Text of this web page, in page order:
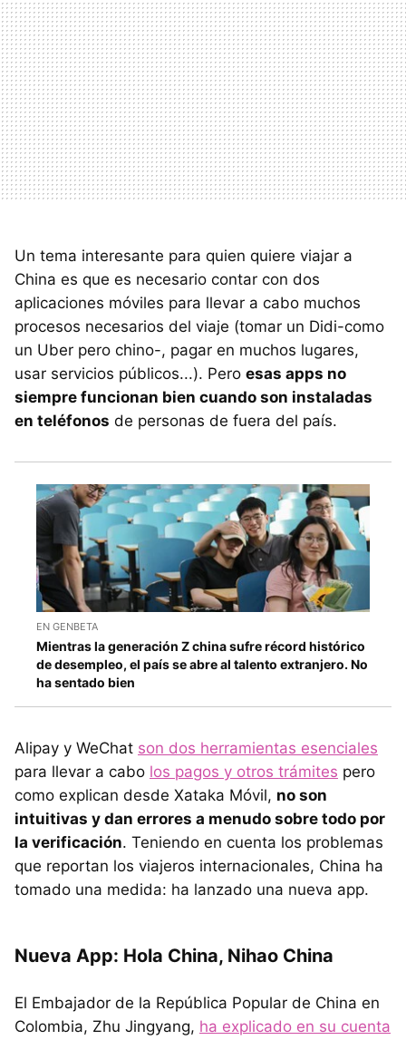
Un tema interesante para quien quiere viajar a
China es que es necesario contar con dos
aplicaciones móviles para llevar a cabo muchos
procesos necesarios del viaje (tomar un Didi-como
un Uber pero chino-, pagar en muchos lugares,
usar servicios públicos...). Pero esas apps no
siempre funcionan bien cuando son instaladas
en teléfonos de personas de fuera del país.
EN GENBETA
Mientras la generación Z china sufre récord histórico
de desempleo, el país se abre al talento extranjero. No
ha sentado bien
Alipay y WeChat son dos herramientas esenciales
para llevar a cabo los pagos y otros trámites pero
como explican desde Xataka Móvil, no son
intuitivas y dan errores a menudo sobre todo por
la verificación. Teniendo en cuenta los problemas
que reportan los viajeros internacionales, China ha
tomado una medida: ha lanzado una nueva app.
Nueva App: Hola China, Nihao China
El Embajador de la República Popular de China en
Colombia, Zhu Jingyang, ha explicado en su cuenta